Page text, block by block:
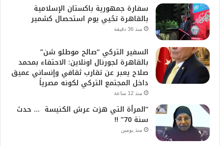
سفارة جمهورية باكستان الإسلامية
بالقاهرة تحُيي يوم استحصال كشمير
منذ 36 دقيقة
السفير التركي “صالح موطلو شن”
بالقاهرة لجورنال اونلاين: الاحتفاء بمحمد
صلاح يعبر عن تقارب ثقافي وإنساني عميق
داخل المجتمع التركي لكونه مصرياً
منذ 12 ساعة
“المرأة التي هزت عرش الكنيسة … حدث
سنة 70” !!
منذ يومين